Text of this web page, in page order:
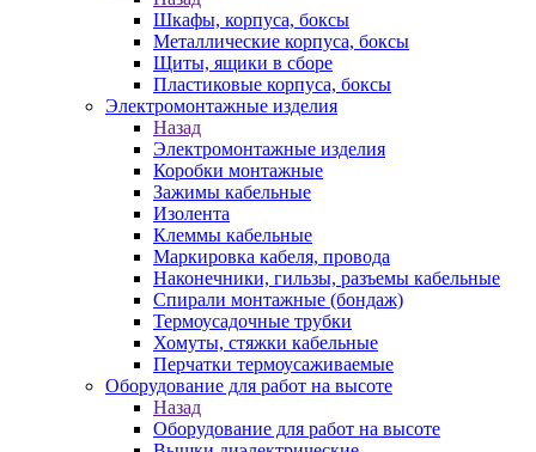
Шкафы, корпуса, боксы
Металлические корпуса, боксы
Щиты, ящики в сборе
Пластиковые корпуса, боксы
Электромонтажные изделия
Назад
Электромонтажные изделия
Коробки монтажные
Зажимы кабельные
Изолента
Клеммы кабельные
Маркировка кабеля, провода
Наконечники, гильзы, разъемы кабельные
Спирали монтажные (бондаж)
Термоусадочные трубки
Хомуты, стяжки кабельные
Перчатки термоусаживаемые
Оборудование для работ на высоте
Назад
Оборудование для работ на высоте